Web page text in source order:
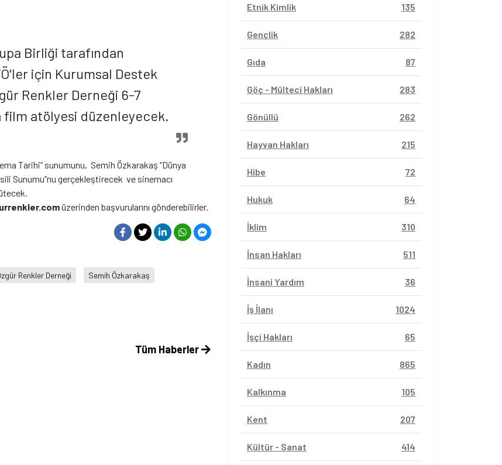
Birliği tarafından
için Kurumsal Destek
Renkler Derneği 6-7
film atölyesi düzenleyecek.
Tarihi” sunumunu, Semih Özkarakaş “Dünya
Sunumu”nu gerçekleştirecek ve sinemacı
üzerinden başvurularını gönderebilirler.
Renkler Derneği
Semih Özkarakaş
Tüm Haberler
Etnik Kimlik 135
Gençlik 282
Gıda 87
Göç - Mülteci Hakları 283
Gönüllü 262
Hayvan Hakları 215
Hibe 72
Hukuk 64
İklim 310
İnsan Hakları 511
İnsani Yardım 36
İş İlanı 1024
İşçi Hakları 65
Kadın 865
Kalkınma 105
Kent 207
Kültür - Sanat 414